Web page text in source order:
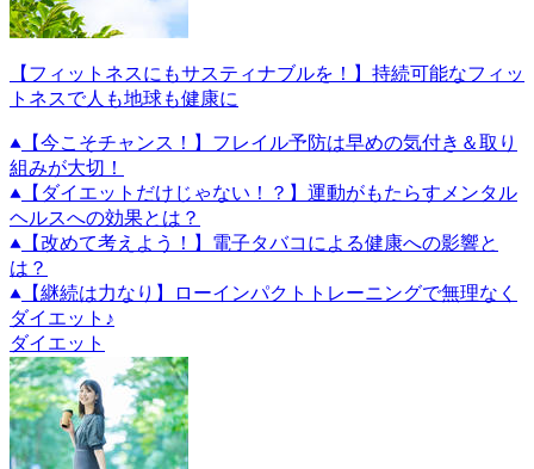
【フィットネスにもサスティナブルを！】持続可能なフィッ
トネスで人も地球も健康に
【今こそチャンス！】フレイル予防は早めの気付き＆取り
組みが大切！
【ダイエットだけじゃない！？】運動がもたらすメンタル
ヘルスへの効果とは？
【改めて考えよう！】電子タバコによる健康への影響と
は？
【継続は力なり】ローインパクトトレーニングで無理なく
ダイエット♪
ダイエット